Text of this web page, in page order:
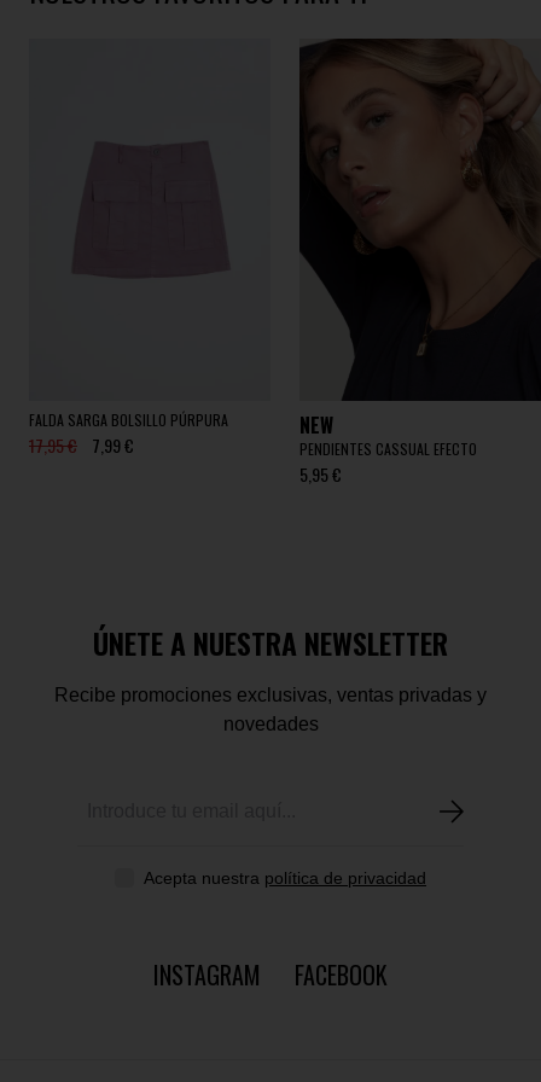
FALDA SARGA BOLSILLO PÚRPURA
17,95 € 7,99 €
NEW
PENDIENTES CASSUAL EFECTO
5,95 €
ÚNETE A NUESTRA NEWSLETTER
Recibe promociones exclusivas, ventas privadas y
novedades
Acepta nuestra política de privacidad
INSTAGRAM FACEBOOK